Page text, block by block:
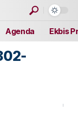
Agenda Ekbis